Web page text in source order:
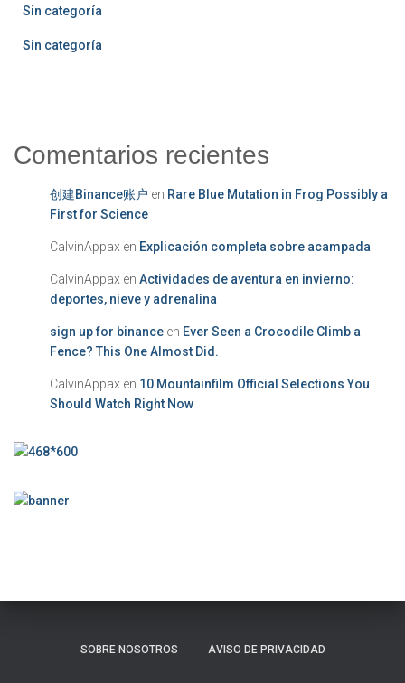
Sin categoría
Sin categoría
Comentarios recientes
创建Binance账户 en Rare Blue Mutation in Frog Possibly a
First for Science
CalvinAppax en Explicación completa sobre acampada
CalvinAppax en Actividades de aventura en invierno:
deportes, nieve y adrenalina
sign up for binance en Ever Seen a Crocodile Climb a
Fence? This One Almost Did.
CalvinAppax en 10 Mountainfilm Official Selections You
Should Watch Right Now
SOBRE NOSOTROS AVISO DE PRIVACIDAD